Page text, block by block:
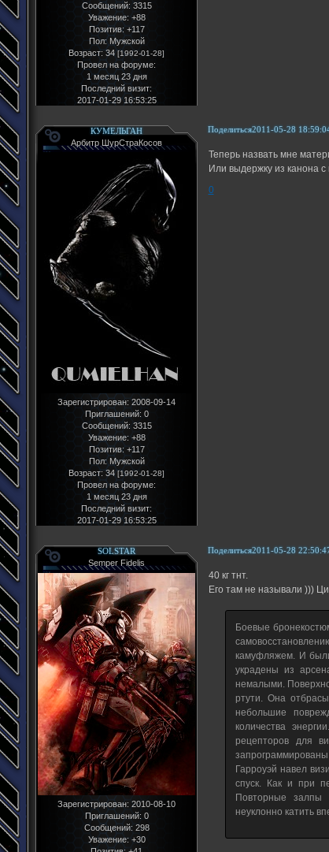
Сообщений: 3315
Уважение: +88
Позитив: +117
Пол: Мужской
Возраст: 34 [1992-01-28]
Провел на форуме:
1 месяц 23 дня
Последний визит:
2017-01-29 16:53:25
Поделиться2011-05-28
КУМЕЛЬГАН
Арбитр ШурСтраКосов
Зарегистрирован: 2008-09-14
Приглашений: 0
Сообщений: 3315
Уважение: +88
Позитив: +117
Пол: Мужской
Возраст: 34 [1992-01-28]
Провел на форуме:
1 месяц 23 дня
Последний визит:
2017-01-29 16:53:25
Теперь назвать мне
Или выдержку из канона
0
Поделиться2011-05-28
SOLSTAR
Semper Fidelis
Зарегистрирован: 2010-08-10
Приглашений: 0
Сообщений: 298
Уважение: +30
40 кг тнт.
Его там не называли )))
Боевые
камуфляжем. И
украдены из
немалыми.
ртути. Она
небольшие
количества
рецепторов для
Гарроуэй навел
спуск. Как и при
Повторные залпы
неуклонно катить